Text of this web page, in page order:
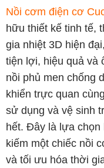
Nồi cơm điện cơ
hữu thiết kế tinh tế,
gia nhiệt 3D hiện
tiện lợi, hiệu quả và
nồi phủ men chống
khiển trực quan
sử dụng và vệ sinh
hết. Đây là lựa
kiếm một chiếc nồi
và tối ưu hóa thời